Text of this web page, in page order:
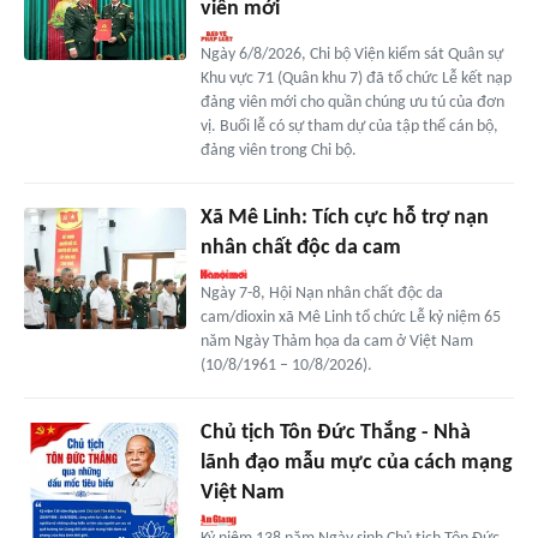
viên mới
Ngày 6/8/2026, Chi bộ Viện kiểm sát Quân sự
Khu vực 71 (Quân khu 7) đã tổ chức Lễ kết nạp
đảng viên mới cho quần chúng ưu tú của đơn
vị. Buổi lễ có sự tham dự của tập thể cán bộ,
đảng viên trong Chi bộ.
Xã Mê Linh: Tích cực hỗ trợ nạn
nhân chất độc da cam
Ngày 7-8, Hội Nạn nhân chất độc da
cam/dioxin xã Mê Linh tổ chức Lễ kỷ niệm 65
năm Ngày Thảm họa da cam ở Việt Nam
(10/8/1961 – 10/8/2026).
Chủ tịch Tôn Đức Thắng - Nhà
lãnh đạo mẫu mực của cách mạng
Việt Nam